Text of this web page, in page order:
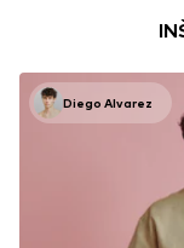
Diego Alvarez